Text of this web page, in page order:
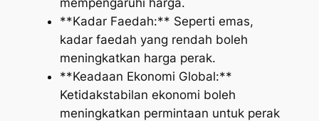
**Kadar Faedah:** Seperti emas,
kadar faedah yang rendah boleh
meningkatkan harga perak.
**Keadaan Ekonomi Global:**
Ketidakstabilan ekonomi boleh
meningkatkan permintaan untuk perak